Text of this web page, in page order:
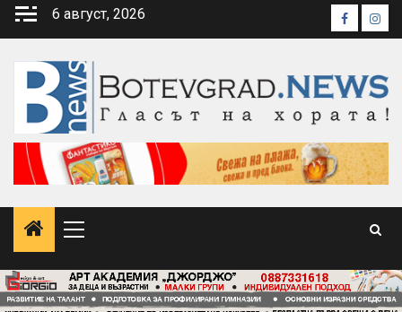
Skip
6 август, 2026 Facebook
Primary